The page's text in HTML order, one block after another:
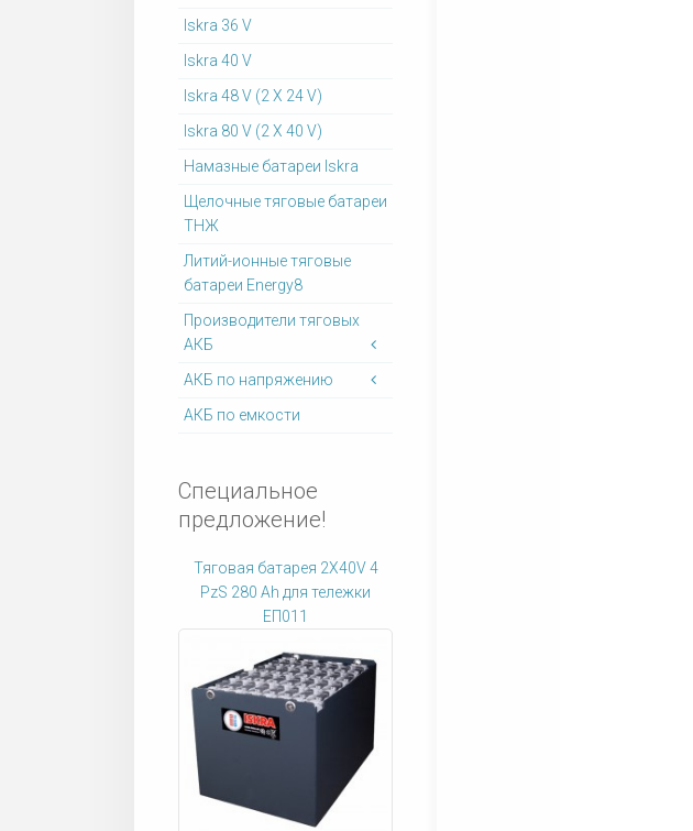
Iskra 36 V
Iskra 40 V
Iskra 48 V (2 X 24 V)
Iskra 80 V (2 X 40 V)
Намазные батареи Iskra
Щелочные тяговые батареи
ТНЖ
Литий-ионные тяговые
батареи Energy8
Производители тяговых
АКБ
АКБ по напряжению
АКБ по емкости
Специальное
предложение!
Тяговая батарея 2X40V 4
PzS 280 Ah для тележки
ЕП011